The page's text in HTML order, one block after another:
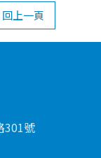
回上一頁
301號